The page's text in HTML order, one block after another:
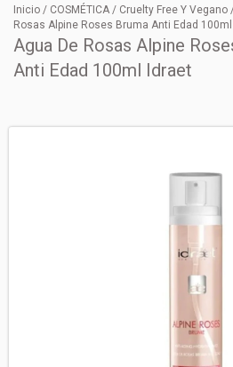
Inicio / COSMÉTICA / Cruelty Free Y Vegano
Rosas Alpine Roses Bruma Anti Edad
Agua De Rosas Alpine
Anti Edad 100ml Idraet